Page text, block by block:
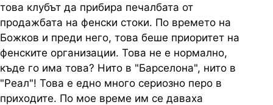
това клубът да прибира печалбата от
продажбата на фенски стоки. По времето на
Божков и преди него, това беше приоритет на
фенските организации. Това не е нормално,
къде го има това? Нито в "Барселона", нито в
"Реал"! Това е едно много сериозно перо в
приходите. По мое време им се даваха